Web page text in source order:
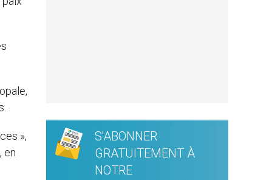
»,
en
S'ABONNER
GRATUITEMENT À
NOTRE